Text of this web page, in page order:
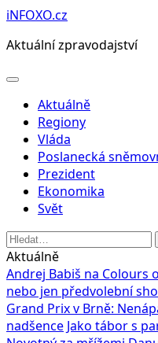
Přeskočit
obsah
iNFOXO.cz
Aktuální zpravodajství
Otevřít
Aktuálně
Regiony
Vláda
Poslanecká
Prezident
Ekonomika
Svět
Hledat:
Aktuálně
Andrej Babiš na Colours
nebo jen předvolební
Grand Prix v Brně:
nadšence Jako tábor s